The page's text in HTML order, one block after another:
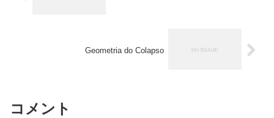
Geometria do Colapso
コメント